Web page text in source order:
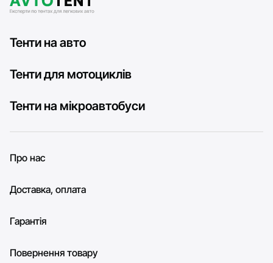
Тенти на авто
Тенти для мотоциклів
Тенти на мікроавтобуси
Про нас
Доставка, оплата
Гарантія
Повернення товару